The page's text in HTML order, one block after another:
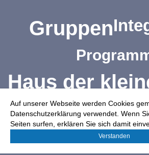
Auf unserer Webseite werden Cookies
Datenschutzerklärung verwendet. Wenn
Seiten surfen, erklären Sie sich damit
Verstanden
Gruppen
Haus der
Forscher
Beratung